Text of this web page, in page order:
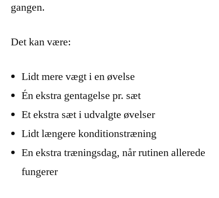
gangen.
Det kan være:
Lidt mere vægt i en øvelse
Én ekstra gentagelse pr. sæt
Et ekstra sæt i udvalgte øvelser
Lidt længere konditionstræning
En ekstra træningsdag, når rutinen allerede
fungerer